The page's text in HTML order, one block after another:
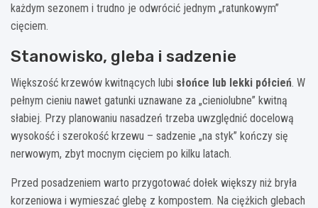
każdym sezonem i trudno je odwrócić jednym „ratunkowym”
cięciem.
Stanowisko, gleba i sadzenie
Większość krzewów kwitnących lubi słońce lub lekki półcień. W
pełnym cieniu nawet gatunki uznawane za „cieniolubne” kwitną
słabiej. Przy planowaniu nasadzeń trzeba uwzględnić docelową
wysokość i szerokość krzewu – sadzenie „na styk” kończy się
nerwowym, zbyt mocnym cięciem po kilku latach.
Przed posadzeniem warto przygotować dołek większy niż bryła
korzeniowa i wymieszać glebę z kompostem. Na ciężkich glebach